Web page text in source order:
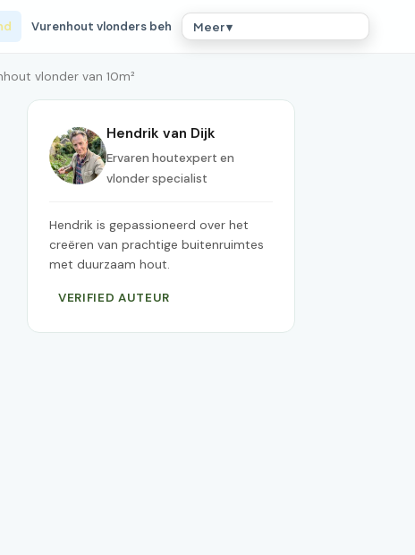
Vurenhout vlonders beh Meer ▾
vlonder van 10m²
Hendrik van Dijk
Ervaren houtexpert en
vlonder specialist
Hendrik is gepassioneerd over het
creëren van prachtige buitenruimtes
met duurzaam hout.
VERIFIED AUTEUR